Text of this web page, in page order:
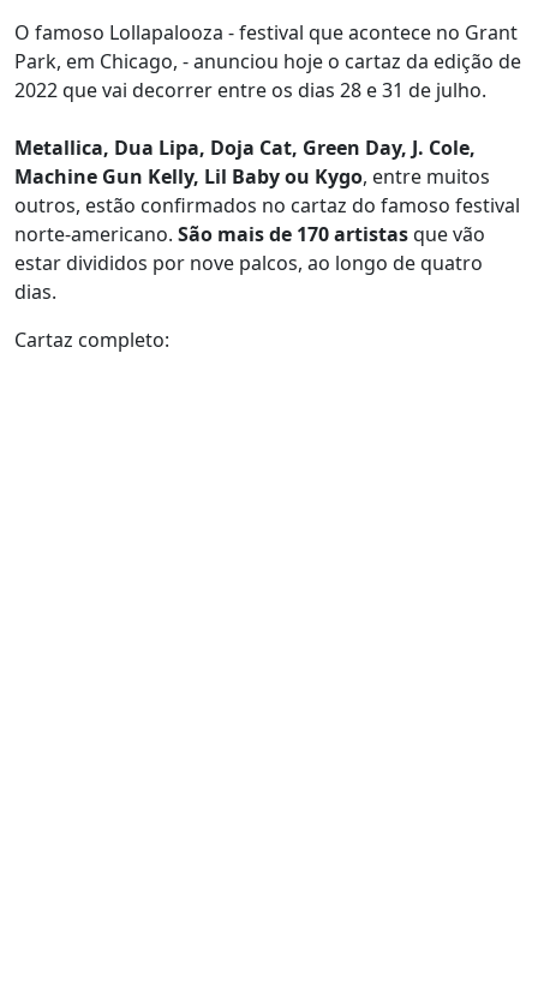
O famoso Lollapalooza - festival que acontece no Grant
Park, em Chicago, - anunciou hoje o cartaz da edição de
2022 que vai decorrer entre os dias 28 e 31 de julho.
Metallica, Dua Lipa, Doja Cat, Green Day, J. Cole,
Machine Gun Kelly, Lil Baby ou Kygo, entre muitos
outros, estão confirmados no cartaz do famoso festival
norte-americano. São mais de 170 artistasque vão
estar divididos por nove palcos, ao longo de quatro
dias.
Cartaz completo: